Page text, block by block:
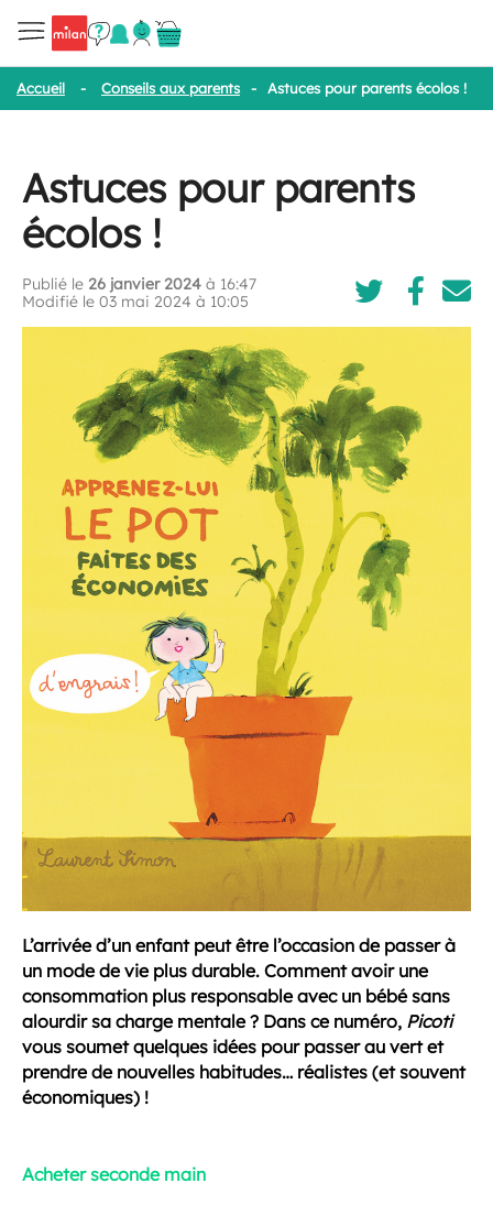
Accueil - Conseils aux parents - Astuces pour parents écolos !
Astuces pour parents
écolos !
Publié le 26 janvier 2024 à 16:47
Modifié le 03 mai 2024 à 10:05
L’arrivée d’un enfant peut être l’occasion de passer à
un mode de vie plus durable. Comment avoir une
consommation plus responsable avec un bébé sans
alourdir sa charge mentale ? Dans ce numéro, Picoti
vous soumet quelques idées pour passer au vert et
prendre de nouvelles habitudes… réalistes (et souvent
économiques) !
Acheter seconde main